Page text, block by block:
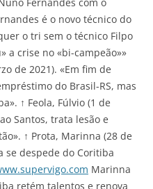
é o novo técnico do
o tri sem o técnico Filpo
a crise no «bi-campeão»»
de 2021). «Em fim de
do Brasil-RS, mas
↑ Feola, Fúlvio (1 de
Santos, trata lesão e
↑ Prota, Marinna (28 de
se despede do Coritiba
Marinna
retém talentos e renova